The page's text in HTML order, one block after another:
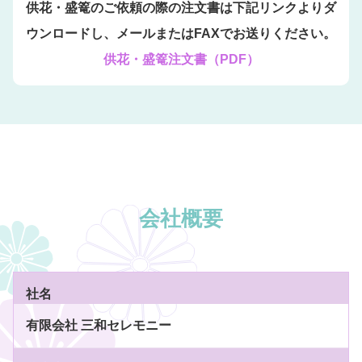
供花・盛篭のご依頼の際の注文書は下記リンクよりダ
ウンロードし、メールまたはFAXでお送りください。
供花・盛篭注文書（PDF）
会社概要
社名
有限会社 三和セレモニー